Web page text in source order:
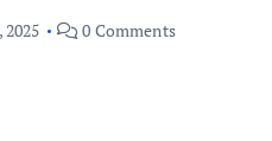
2025 0 Comments